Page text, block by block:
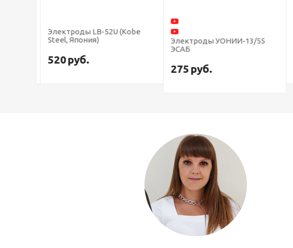
Электроды LB-52U (Kobe
Steel, Япония)
520руб.
Электроды УОНИИ-13/55
ЭСАБ
275руб.